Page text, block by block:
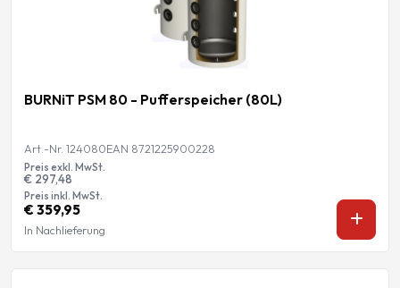
BURNiT PSM 80 - Pufferspeicher (80L)
Art.-Nr. 124080EAN 8721225900228
Preis exkl. MwSt.
€ 297,48
Preis inkl. MwSt.
€ 359,95
In Nachlieferung